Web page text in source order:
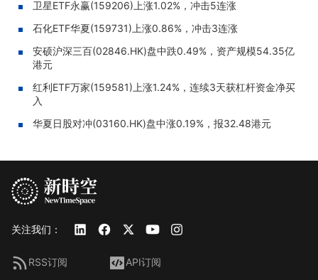
卫星ETF永赢(159206)上涨1.02%，冲击5连涨
石化ETF华夏(159731)上涨0.86%，冲击3连涨
安硕沪深三百(02846.HK)盘中跌0.49%，资产规模54.35亿
港元
红利ETF万家(159581)上涨1.24%，连续3天获杠杆资金净买
入
华夏日股对冲(03160.HK)盘中涨0.19%，报32.48港元
关注我们：
RSS订阅 API订阅